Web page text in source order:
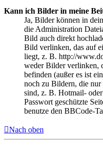
Kann ich Bilder in meine
Ja, Bilder können in
die Administration
Bild auch direkt
Bild verlinken, das auf
liegt, z. B. http://
weder Bilder verlinken,
befinden (außer es ist
noch zu Bildern, die
sind, z. B. Hotmail-
Passwort geschützte
benutze den BBCode-
Nach oben